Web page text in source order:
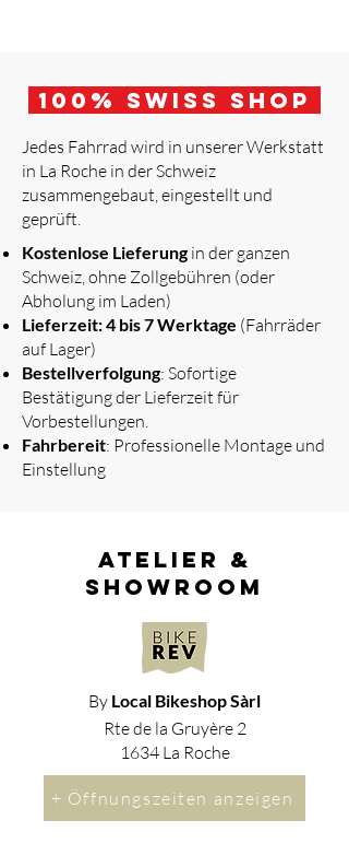
100 % Swiss Shop
Jedes Fahrrad wird in unserer Werkstatt
in La Roche in der Schweiz
zusammengebaut, eingestellt und
geprüft.
​
Kostenlose Lieferungin der ganzen
Schweiz, ohne Zollgebühren (oder
Abholung im Laden)
Lieferzeit: 4 bis 7 Werktage (Fahrräder
auf Lager)
Bestellverfolgung: Sofortige
Bestätigung der Lieferzeit für
Vorbestellungen.
Fahrbereit: Professionelle Montage und
Einstellung
atelier &
showroom
By Local Bikeshop Sàrl
Rte de la Gruyère 2
1634 La Roche
+ Öffnungszeiten anzeigen